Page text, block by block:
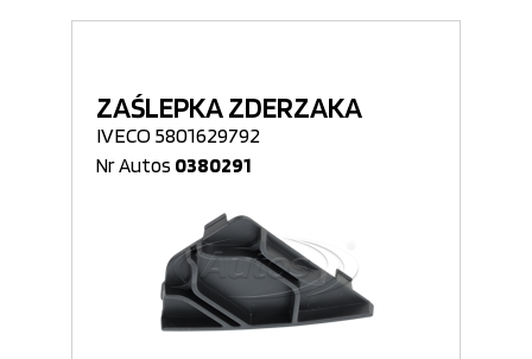
ZAŚLEPKA ZDERZAKA
IVECO 5801629792
Nr Autos 0380291